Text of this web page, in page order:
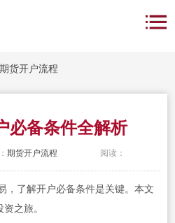
期货开户流程
必备条件全解析
期货开户流程 阅读：
，了解开户必备条件是关键。本文
之旅。